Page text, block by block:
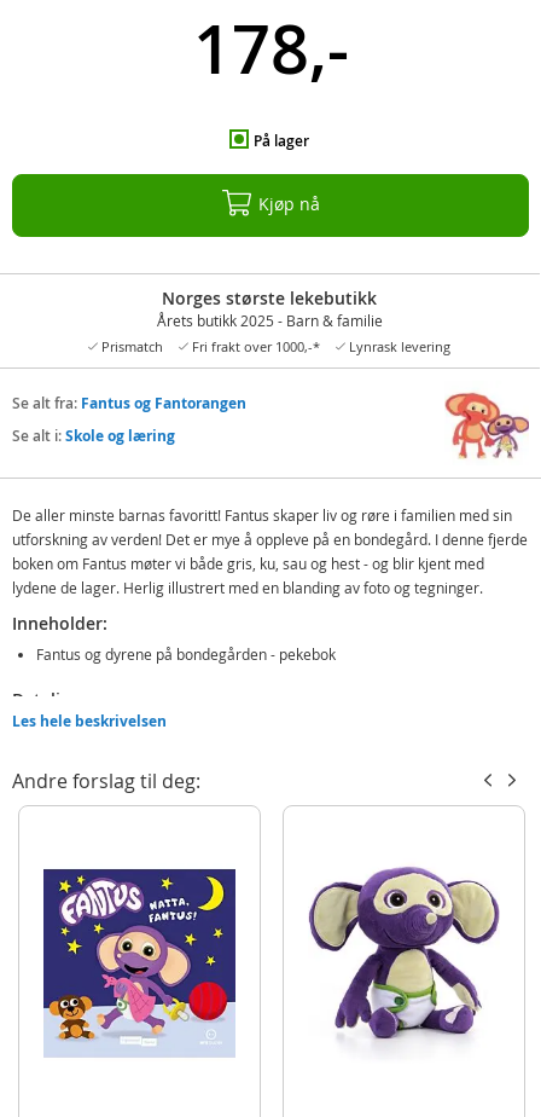
178,-
På lager
Kjøp nå
Norges største lekebutikk
Årets butikk 2025 - Barn & familie
Prismatch Fri frakt over 1000,-* Lynrask levering
Se alt fra: Fantus og Fantorangen
Se alt i:Skole og læring
De aller minste barnas favoritt! Fantus skaper liv og røre i familien med sin
utforskning av verden! Det er mye å oppleve på en bondegård. I denne fjerde
boken om Fantus møter vi både gris, ku, sau og hest - og blir kjent med
lydene de lager. Herlig illustrert med en blanding av foto og tegninger.
Inneholder:
Fantus og dyrene på bondegården - pekebok
Detaljer:
12 sider
Produktdetaljer
Modell
Fantus og Fantorangen
Les hele beskrivelsen
Andre forslag til deg: